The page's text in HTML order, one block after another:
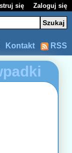
się Zaloguj się
RSS
Kontakt